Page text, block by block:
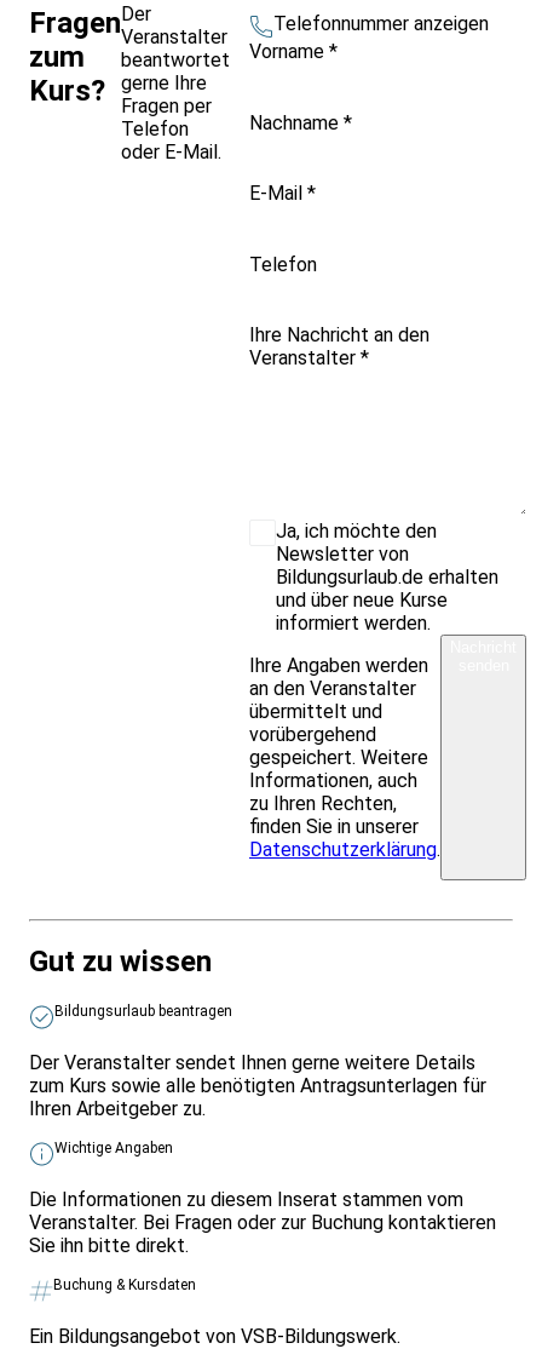
Fragen
zum
Kurs?
Der
Veranstalter
beantwortet
gerne Ihre
Fragen per
Telefon
oder E-Mail.
Telefonnummer anzeigen
Vorname *
Nachname *
E-Mail *
Telefon
Ihre Nachricht an den
Veranstalter *
Ja, ich möchte den
Newsletter von
Bildungsurlaub.de erhalten
und über neue Kurse
informiert werden.
Ihre Angaben werden
an den Veranstalter
übermittelt und
vorübergehend
gespeichert. Weitere
Informationen, auch
zu Ihren Rechten,
finden Sie in unserer
Datenschutzerklärung.
Gut zu wissen
Bildungsurlaub beantragen
Der Veranstalter sendet Ihnen gerne weitere Details
zum Kurs sowie alle benötigten Antragsunterlagen für
Ihren Arbeitgeber zu.
Wichtige Angaben
Die Informationen zu diesem Inserat stammen vom
Veranstalter. Bei Fragen oder zur Buchung kontaktieren
Sie ihn bitte direkt.
Buchung & Kursdaten
Ein Bildungsangebot von VSB-Bildungswerk.